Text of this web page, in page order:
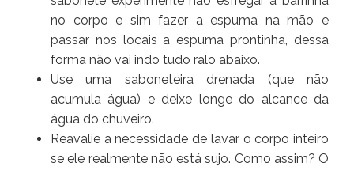
no corpo e sim fazer a espuma na mão e
passar nos locais a espuma prontinha, dessa
forma não vai indo tudo ralo abaixo.
Use uma saboneteira drenada (que não
acumula água) e deixe longe do alcance da
água do chuveiro.
Reavalie a necessidade de lavar o corpo inteiro
se ele realmente não está sujo. Como assim? O